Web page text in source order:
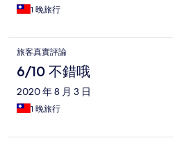
1 晚旅行
旅客真實評論
6/10 不錯哦
2020 年 8 月 3 日
1 晚旅行